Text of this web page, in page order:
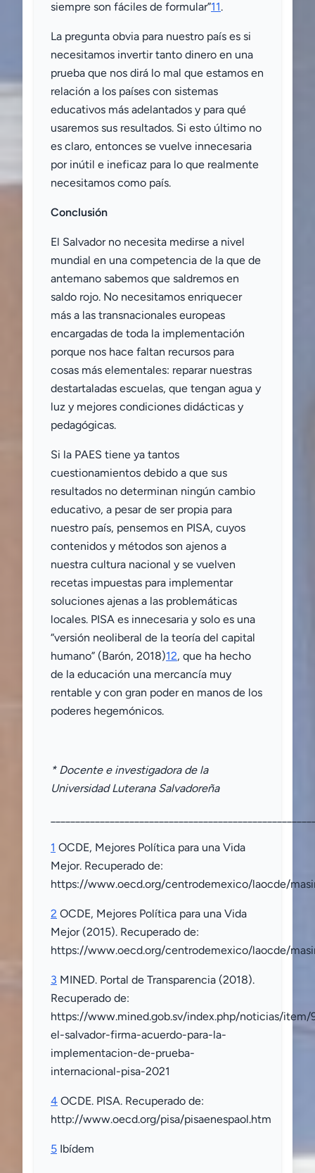
siempre son fáciles de formular”11.
La pregunta obvia para nuestro país es si
necesitamos invertir tanto dinero en una
prueba que nos dirá lo mal que estamos en
relación a los países con sistemas
educativos más adelantados y para qué
usaremos sus resultados. Si esto último no
es claro, entonces se vuelve innecesaria
por inútil e ineficaz para lo que realmente
necesitamos como país.
Conclusión
El Salvador no necesita medirse a nivel
mundial en una competencia de la que de
antemano sabemos que saldremos en
saldo rojo. No necesitamos enriquecer
más a las transnacionales europeas
encargadas de toda la implementación
porque nos hace faltan recursos para
cosas más elementales: reparar nuestras
destartaladas escuelas, que tengan agua y
luz y mejores condiciones didácticas y
pedagógicas.
Si la PAES tiene ya tantos
cuestionamientos debido a que sus
resultados no determinan ningún cambio
educativo, a pesar de ser propia para
nuestro país, pensemos en PISA, cuyos
contenidos y métodos son ajenos a
nuestra cultura nacional y se vuelven
recetas impuestas para implementar
soluciones ajenas a las problemáticas
locales. PISA es innecesaria y solo es una
“versión neoliberal de la teoría del capital
humano” (Barón, 2018)12, que ha hecho
de la educación una mercancía muy
rentable y con gran poder en manos de los
poderes hegemónicos.
* Docente e investigadora de la
Universidad Luterana Salvadoreña
1 OCDE, Mejores Política para una Vida
Mejor. Recuperado de:
https://www.oecd.org/centrodemexico/laocde/
2 OCDE, Mejores Política para una Vida
Mejor (2015). Recuperado de:
https://www.oecd.org/centrodemexico/laocde/
3 MINED. Portal de Transparencia (2018).
Recuperado de:
https://www.mined.gob.sv/index.php/noticias/item/
el-salvador-firma-acuerdo-para-la-
implementacion-de-prueba-
internacional-pisa-2021
4 OCDE. PISA. Recuperado de:
http://www.oecd.org/pisa/pisaenespaol.htm
5 Ibídem